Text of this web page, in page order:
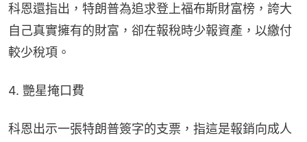
科恩還指出，特朗普為追求登上福布斯財富榜，誇大
自己真實擁有的財富，卻在報稅時少報資產，以繳付
較少稅項。
4. 艷星掩口費
科恩出示一張特朗普簽字的支票，指這是報銷向成人